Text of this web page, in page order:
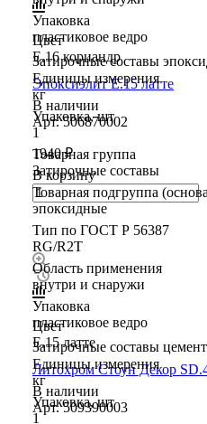
Упаковка
пластиковое ведро
Цвет
E.16 кориандр
Единицы измерения
кг
Упаковка, шт
1
Товарная группа
Затирочные составы
Товарная подгруппа
эпоксидные
Тип по ГОСТ Р 56387
RG/R2T
Область применения
внутри и снаружи
Упаковка
пластиковое ведро
Цвет
E.15 латте
Единицы измерения
кг
Упаковка, шт
1
Затирочные составы
Эпоксиэлит E.15 латте
В наличии
Арт.506870002
1940 ₽
В корзину
Затирочные составы
Литохром Стоун Декор
В наличии
Арт.509390003